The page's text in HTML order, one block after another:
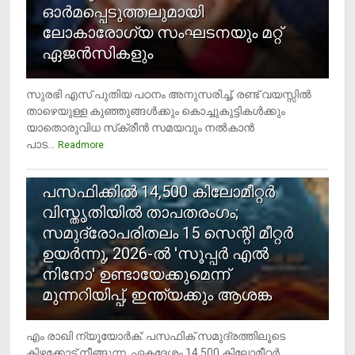
ഓര്‍മപ്പെടുത്തലുമായി
ലോകാരോഗ്യ സംഘടനയും മറ്റ്
ഏജന്‍സികളും
സുരഭി എസ് പുതിയ പഠനം അനുസരിച്ച്, രണ്ട് വയസ്സില്‍
താഴെയുള്ള കുഞ്ഞുങ്ങള്‍ക്കും കൊച്ചുകുട്ടികള്‍ക്കും
യാതൊരുവിധ സ്‌ക്രീന്‍ സമയവും നല്‍കാന്‍
പാട...
Readmore
പസഫിക്കില്‍ 14,500 കിലോമീറ്റര്‍
വിസ്തൃതിയില്‍ താപതരംഗം;
സമുദ്രോപരിതലം 15 സെന്റി മീറ്റര്‍
ഉയര്‍ന്നു, 2026-ല്‍ 'സൂപ്പര്‍ എല്‍
നിനോ' ഉണ്ടായേക്കുമെന്ന്
മുന്നറിയിപ്പ്, ഇന്ത്യക്കും ആശങ്ക
എം രാഖി ന്യൂയോര്‍ക്: പസഫിക് സമുദ്രത്തിലൂടെ